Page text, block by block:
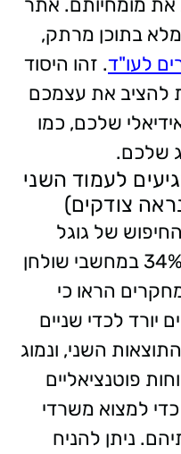
מלא בתוכן מרתק,
לעו"ד. זהו היסוד
להציב את עצמכם
שלכם, כמו
שלכם.
לעמוד השני
צודקים)
של גוגל
מוביל לשיעור קליקים של 34% במחשבי שולחן
מחקרים הראו כי
לכדי שניים
השני, ונמוג
פוטנציאליים
למצוא משרדי
ניתן להניח